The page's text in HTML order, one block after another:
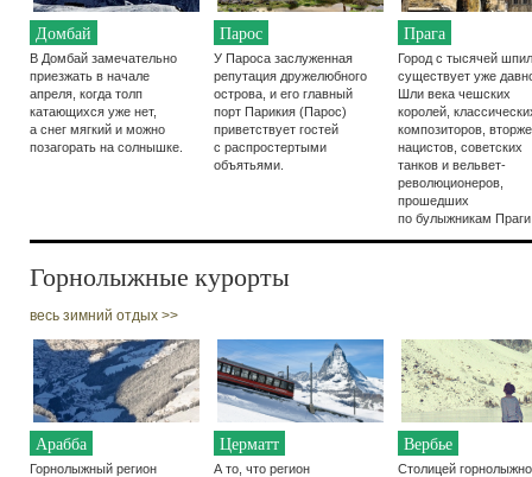
Домбай
В Домбай замечательно
приезжать в начале
апреля, когда толп
катающихся уже нет,
а снег мягкий и можно
позагорать на солнышке.
Парос
У Пароса заслуженная
репутация дружелюбного
острова, и его главный
порт Парикия (Парос)
приветствует гостей
с распростертыми
объятьями.
Прага
Город с тысячей
существует уже
Шли века чешских
королей,
композиторов,
нацистов, советских
танков и вельвет-
революционеров,
прошедших
по булыжникам Праги
Горнолыжные курорты
весь зимний отдых >>
Арабба
Горнолыжный регион
Церматт
А то, что регион
Вербье
Столицей